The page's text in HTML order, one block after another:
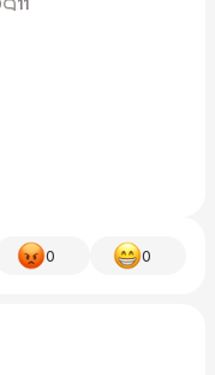
11
0 0